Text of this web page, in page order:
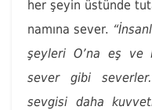
her şeyin üstünde
namına sever.
şeyleri O’na eş ve
sever gibi
sevgisi daha